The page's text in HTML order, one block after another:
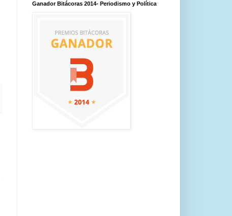
Ganador Bitácoras 2014- Periodismo y Política